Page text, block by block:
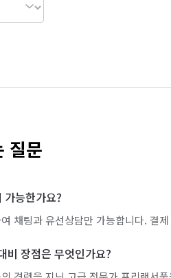
질문
가능한가요?
채팅과 유선상담만 가능합니다. 결
비 장점은 무엇인가요?